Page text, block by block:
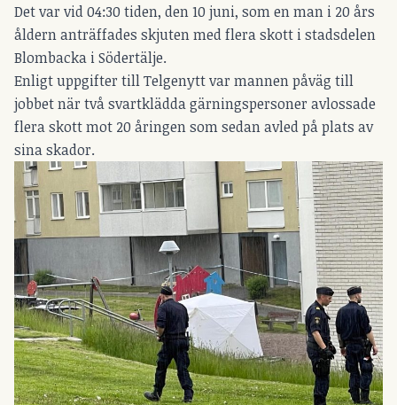
Det var vid 04:30 tiden, den 10 juni, som en man i 20 års
åldern anträffades skjuten med flera skott i stadsdelen
Blombacka i Södertälje.
Enligt uppgifter till Telgenytt var mannen påväg till
jobbet när två svartklädda gärningspersoner avlossade
flera skott mot 20 åringen som sedan avled på plats av
sina skador.